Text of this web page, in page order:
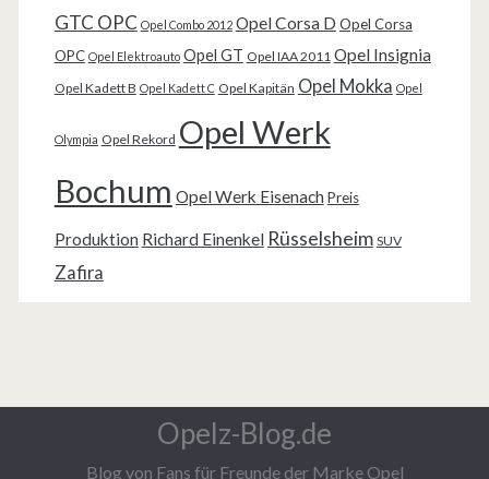
GTC OPC Opel Combo 2012 Opel Corsa D Opel Corsa
OPC Opel Elektroauto Opel GT Opel IAA 2011 Opel Insignia
Opel Kadett B Opel Kadett C Opel Kapitän Opel Mokka Opel
Olympia Opel Rekord Opel Werk
Bochum Opel Werk Eisenach Preis
Produktion Richard Einenkel Rüsselsheim SUV
Zafira
Opelz-Blog.de
Blog von Fans für Freunde der Marke Opel